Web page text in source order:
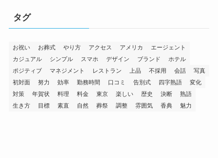
タグ
お祝い お葬式 やり方 アクセス アメリカ
エージェント
カジュアル
シンプル スマホ デザイン ブランド
ホテル
ポジティブ
マネジメント レストラン 上品 不採用 会話
写真
初対面
努力 効率 勤務時間 口コミ 告別式 四字熟語
変化
対策
年賀状 料理 料金 東京 楽しい 歴史 決断
熟語
生き方
目標 素直 自然 葬祭 調整 雰囲気 香典 魅力